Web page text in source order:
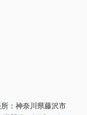
：神奈川県藤沢市